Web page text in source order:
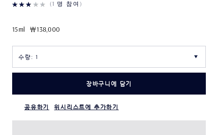
1 명 참여
15ml ₩138,000
장바구니에 담기
공유하기 위시리스트에 추가하기